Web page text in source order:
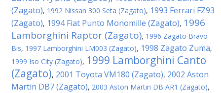
(Zagato), 1992 Nissan 300 Seta (Zagato), 1993 Ferrari FZ93
(Zagato), 1994 Fiat Punto Monomille (Zagato), 1996
Lamborghini Raptor (Zagato), 1996 Zagato Bravo
Bis, 1997 Lamborghini LM003 (Zagato), 1998 Zagato Zuma,
1999 Iso City (Zagato), 1999 Lamborghini Canto
(Zagato), 2001 Toyota VM180 (Zagato), 2002 Aston
Martin DB7 (Zagato), 2003 Aston Martin DB AR1 (Zagato),